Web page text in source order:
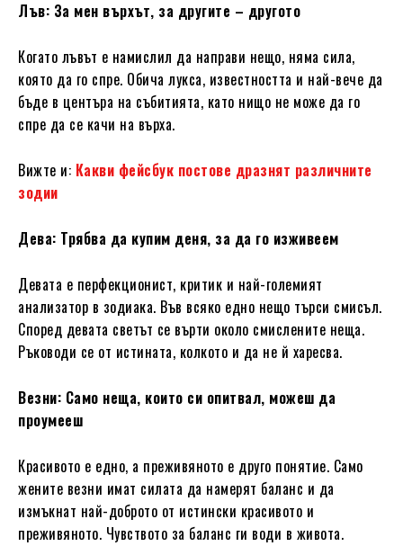
Лъв: За мен върхът, за другите – другото
Когато лъвът е намислил да направи нещо, няма сила,
която да го спре. Обича лукса, известността и най-вече да
бъде в центъра на събитията, като нищо не може да го
спре да се качи на върха.
Вижте и: Какви фейсбук постове дразнят различните
зодии
Дева: Трябва да купим деня, за да го изживеем
Девата е перфекционист, критик и най-големият
анализатор в зодиака. Във всяко едно нещо търси смисъл.
Според девата светът се върти около смислените неща.
Ръководи се от истината, колкото и да не й харесва.
Везни: Само неща, които си опитвал, можеш да
проумееш
Красивото е едно, а преживяното е друго понятие. Само
жените везни имат силата да намерят баланс и да
измъкнат най-доброто от истински красивото и
преживяното. Чувството за баланс ги води в живота.